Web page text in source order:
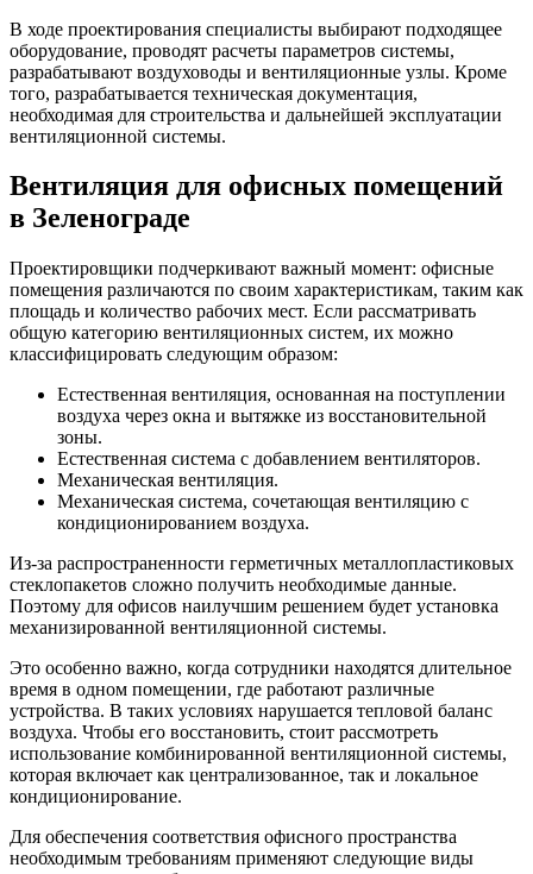
В ходе проектирования специалисты выбирают подходящее
оборудование, проводят расчеты параметров системы,
разрабатывают воздуховоды и вентиляционные узлы. Кроме
того, разрабатывается техническая документация,
необходимая для строительства и дальнейшей эксплуатации
вентиляционной системы.
Вентиляция для офисных помещений
в Зеленограде
Проектировщики подчеркивают важный момент: офисные
помещения различаются по своим характеристикам, таким как
площадь и количество рабочих мест. Если рассматривать
общую категорию вентиляционных систем, их можно
классифицировать следующим образом:
Естественная вентиляция, основанная на поступлении
воздуха через окна и вытяжке из восстановительной
зоны.
Естественная система с добавлением вентиляторов.
Механическая вентиляция.
Механическая система, сочетающая вентиляцию с
кондиционированием воздуха.
Из-за распространенности герметичных металлопластиковых
стеклопакетов сложно получить необходимые данные.
Поэтому для офисов наилучшим решением будет установка
механизированной вентиляционной системы.
Это особенно важно, когда сотрудники находятся длительное
время в одном помещении, где работают различные
устройства. В таких условиях нарушается тепловой баланс
воздуха. Чтобы его восстановить, стоит рассмотреть
использование комбинированной вентиляционной системы,
которая включает как централизованное, так и локальное
кондиционирование.
Для обеспечения соответствия офисного пространства
необходимым требованиям применяют следующие виды